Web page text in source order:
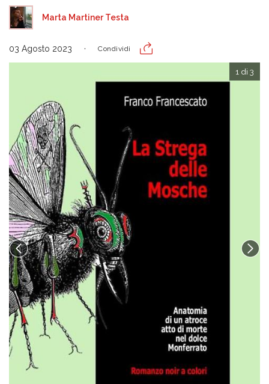
Marta Martiner Testa
03 Agosto 2023 Condividi
1 di 3